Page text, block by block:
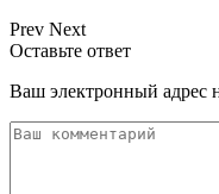
Prev Next
Оставьте ответ
Ваш электронный адрес